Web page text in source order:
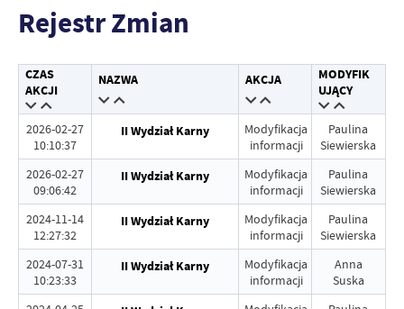
Rejestr Zmian
CZAS
AKCJI
NAZWA AKCJA
MODYFIK
UJĄCY
2026-02-27
10:10:37
II Wydział Karny
Modyfikacja
informacji
Paulina
Siewierska
2026-02-27
09:06:42
II Wydział Karny
Modyfikacja
informacji
Paulina
Siewierska
2024-11-14
12:27:32
II Wydział Karny
Modyfikacja
informacji
Paulina
Siewierska
2024-07-31
10:23:33
II Wydział Karny
Modyfikacja
informacji
Anna
Suska